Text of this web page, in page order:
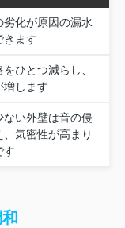
劣化が原因の漏水
きます
ひとつ減らし、
増します
ない外壁は音の侵
、気密性が高まり
す